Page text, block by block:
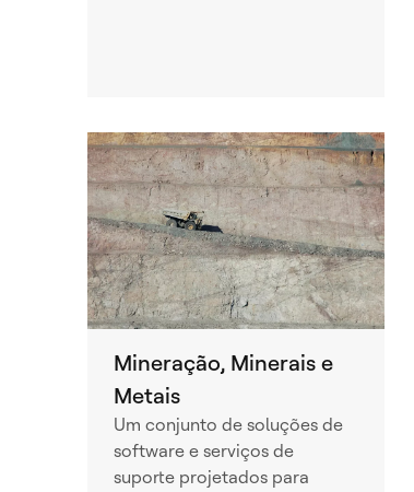
Mineração, Minerais e
Metais
Um conjunto de soluções de
software e serviços de
suporte projetados para